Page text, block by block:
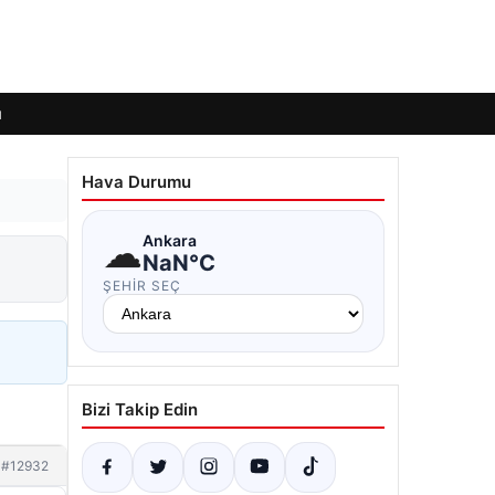
#12932
Hava Durumu
☁Ankara
NaN°C
ŞEHIR SEÇ
Bizi Takip Edin